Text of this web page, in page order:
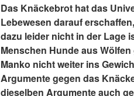
Das Knäckebrot hat das
Lebewesen darauf
dazu leider nicht in der Lage
Menschen Hunde aus
Manko nicht weiter ins
Argumente gegen das
dieselben Argumente auch